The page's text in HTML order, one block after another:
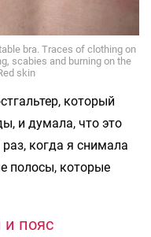
bra. Traces of clothing on
scabies and burning on the
skin
который
и думала, что это
когда я снимала
полосы, которые
и пояс